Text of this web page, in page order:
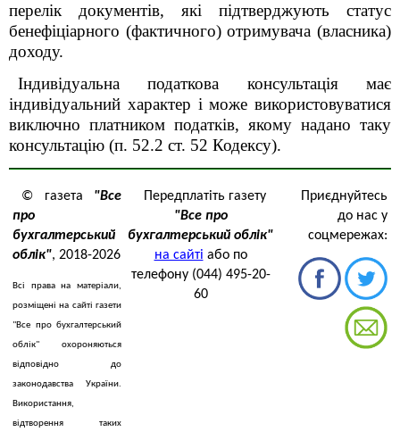
перелік документів, які підтверджують статус
бенефіціарного (фактичного) отримувача (власника)
доходу.
Індивідуальна податкова консультація має
індивідуальний характер і може використовуватися
виключно платником податків, якому надано таку
консультацію (п. 52.2 ст. 52 Кодексу).
© газета "Все
про
бухгалтерський
облік", 2018-2026
Всі права на матеріали,
розміщені на сайті газети
"Все про бухгалтерський
облік" охороняються
відповідно до
законодавства України.
Використання,
відтворення таких
Передплатіть газету
"Все про
бухгалтерський облік"
на сайті або по
телефону (044) 495-20-
60
Приєднуйтесь
до нас у
соцмережах: